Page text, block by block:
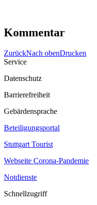
Kommentar
ZurückNach obenDrucken
Service
Datenschutz
Barrierefreiheit
Gebärdensprache
Beteiligungsportal
Stuttgart Tourist
Webseite Corona‐Pandemie
Notdienste
Schnellzugriff